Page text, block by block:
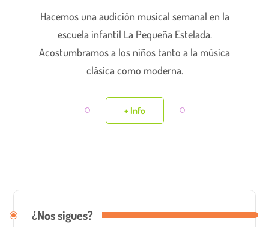
Hacemos una audición musical semanal en la
escuela infantil La Pequeña Estelada.
Acostumbramos a los niños tanto a la música
clásica como moderna.
+ Info
¿Nos sigues?